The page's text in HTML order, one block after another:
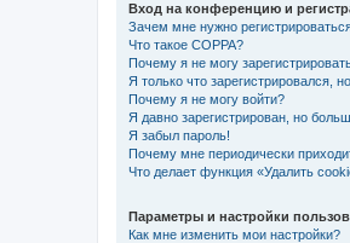
Вход на конференцию и
Зачем мне нужно
Что такое COPPA?
Почему я не могу
Я только что зарегистрировался,
Почему я не могу войти?
Я давно зарегистрирован, но
Я забыл пароль!
Почему мне периодически
Что делает функция «Удалить
Параметры и настройки
Как мне изменить мои настройки?